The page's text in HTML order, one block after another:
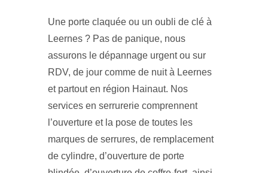
Une porte claquée ou un oubli de clé à
Leernes ? Pas de panique, nous
assurons le dépannage urgent ou sur
RDV, de jour comme de nuit à Leernes
et partout en région Hainaut. Nos
services en serrurerie comprennent
l’ouverture et la pose de toutes les
marques de serrures, de remplacement
de cylindre, d’ouverture de porte